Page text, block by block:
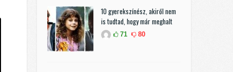
10 gyerekszínész, akiről nem
is tudtad, hogy már meghalt
71 80